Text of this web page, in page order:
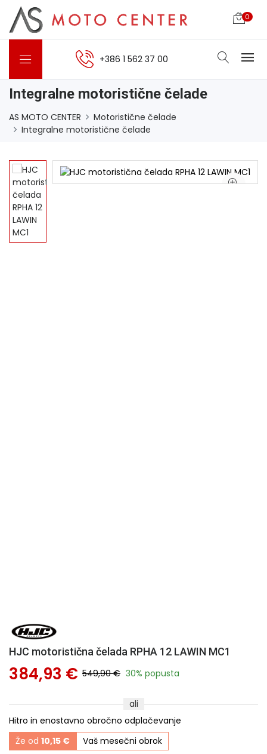
0
+386 1 562 37 00
Integralne motoristične čelade
AS MOTO CENTER
Motoristične čelade
Integralne motoristične čelade
HJC motoristična čelada RPHA 12 LAWIN MC1
384,93 € 549,90 € 30% popusta
ali
Hitro in enostavno obročno odplačevanje
Že od 10,15 €
Vaš mesečni obrok